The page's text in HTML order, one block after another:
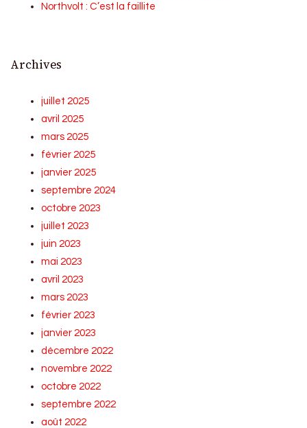
Northvolt : C’est la faillite
Archives
juillet 2025
avril 2025
mars 2025
février 2025
janvier 2025
septembre 2024
octobre 2023
juillet 2023
juin 2023
mai 2023
avril 2023
mars 2023
février 2023
janvier 2023
décembre 2022
novembre 2022
octobre 2022
septembre 2022
août 2022